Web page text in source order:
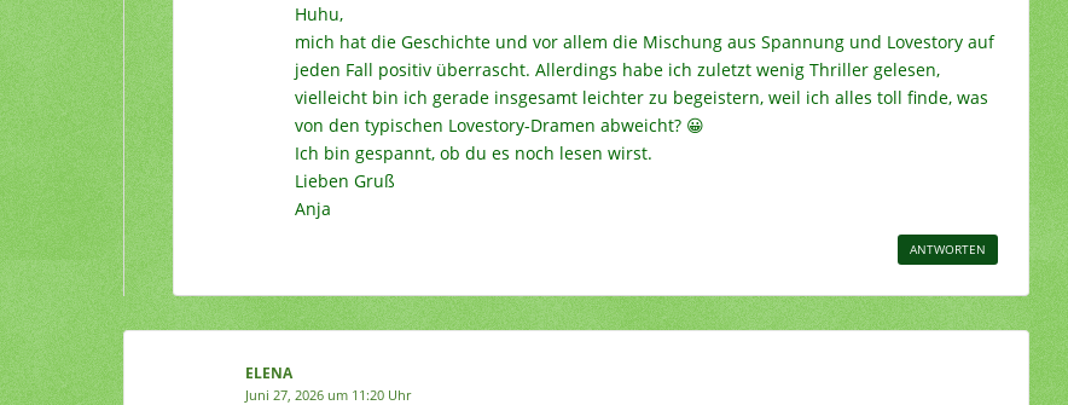
Huhu,
mich hat die Geschichte und vor allem die Mischung aus Spannung und Lovestory auf
jeden Fall positiv überrascht. Allerdings habe ich zuletzt wenig Thriller gelesen,
vielleicht bin ich gerade insgesamt leichter zu begeistern, weil ich alles toll finde, was
von den typischen Lovestory-Dramen abweicht? 😀
Ich bin gespannt, ob du es noch lesen wirst.
Lieben Gruß
Anja
ANTWORTEN
ELENA
Juni 27, 2026 um 11:20 Uhr